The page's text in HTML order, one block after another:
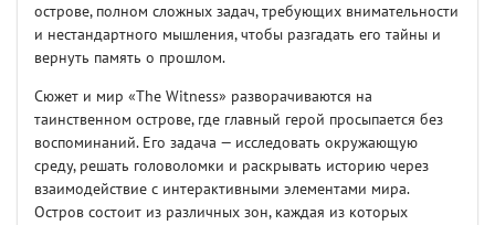
острове, полном сложных задач, требующих внимательности
и нестандартного мышления, чтобы разгадать его тайны и
вернуть память о прошлом.
Сюжет и мир «The Witness» разворачиваются на
таинственном острове, где главный герой просыпается без
воспоминаний. Его задача — исследовать окружающую
среду, решать головоломки и раскрывать историю через
взаимодействие с интерактивными элементами мира.
Остров состоит из различных зон, каждая из которых